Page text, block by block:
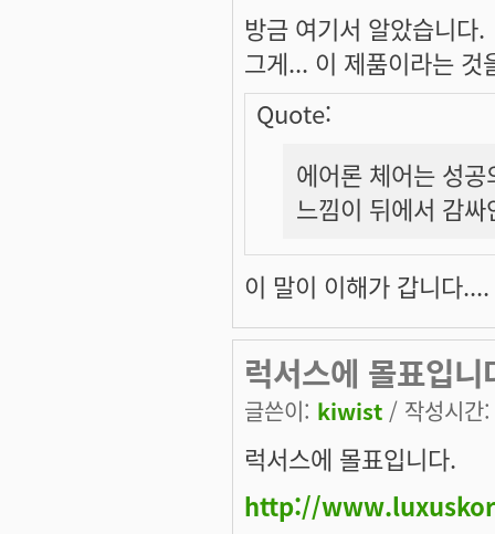
방금 여기서 알았습니다.
그게... 이 제품이라는 것
Quote:
에어론 체어는 성
느낌이 뒤에서 감
이 말이 이해가 갑니다....
럭서스에 몰표
글쓴이: kiwist / 작성시
럭서스에 몰표입니다.
http://